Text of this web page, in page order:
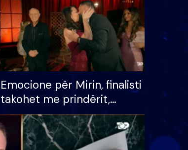
Emocione për Mirin, finalisti
takohet me prindërit,
vajzën dhe bashkëshorten:
S’kemi ndonjë letër divorci
apo jo?